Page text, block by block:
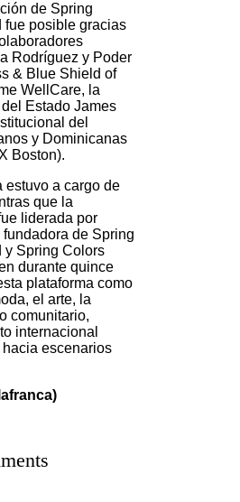
de Spring
fue posible gracias
Rodríguez y Poder
& Blue Shield of
WellCare, la
Estado James
del
y Dominicanas
Boston).
estuvo a cargo de
que la
liderada por
de Spring
y Spring Colors
durante quince
plataforma como
el arte, la
comunitario,
internacional
escenarios